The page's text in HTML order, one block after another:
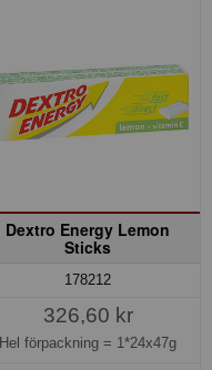
Dextro Energy Lemon
Sticks
178212
326,60 kr
Hel förpackning = 1*24x47g